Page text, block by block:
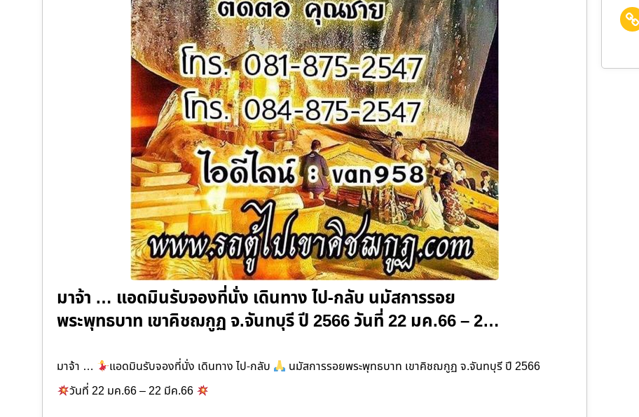
มาจ้า … แอดมินรับจองที่นั่ง เดินทาง ไป-กลับ นมัสการรอย
พระพุทธบาท เขาคิชฌกูฏ จ.จันทบุรี ปี 2566 วันที่ 22 มค.66 – 2…
มาจ้า … แอดมินรับจองที่นั่ง เดินทาง ไป-กลับ
นมัสการรอยพระพุทธบาท เขาคิชฌกูฏ จ.จันทบุรี ปี 2566
วันที่ 22 มค.66 – 22 มีค.66